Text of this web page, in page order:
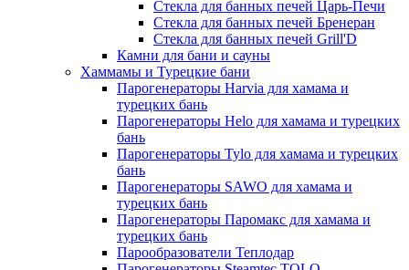
Стекла для банных печей Царь-Печи
Стекла для банных печей Бренеран
Стекла для банных печей Grill'D
Камни для бани и сауны
Хаммамы и Турецкие бани
Парогенераторы Harvia для хамама и
турецких бань
Парогенераторы Helo для хамама и турецких
бань
Парогенераторы Tylo для хамама и турецких
бань
Парогенераторы SAWO для хамама и
турецких бань
Парогенераторы Паромакс для хамама и
турецких бань
Парообразователи Теплодар